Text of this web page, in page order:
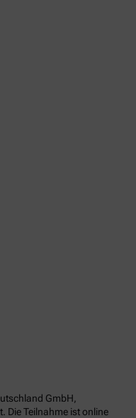
GmbH,
Die Teilnahme ist online